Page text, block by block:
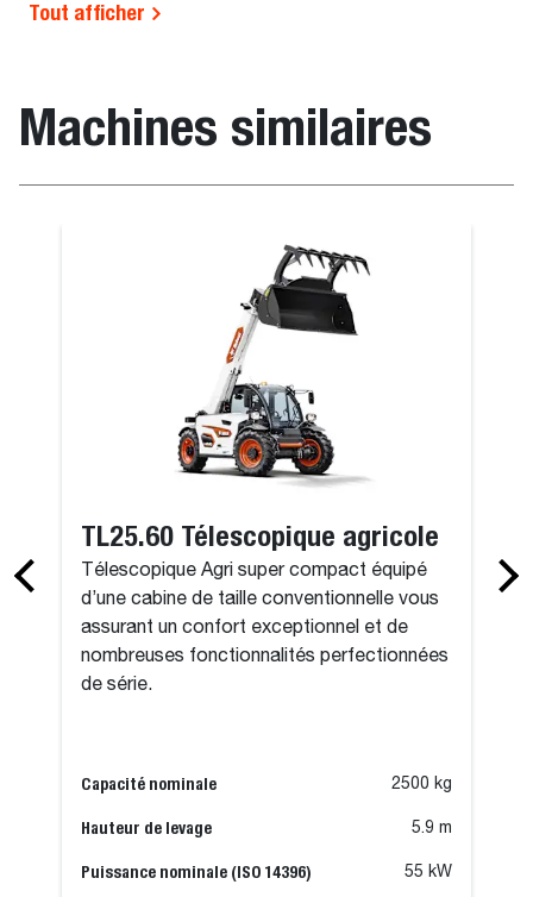
Tout afficher
Machines similaires
TL25.60 Télescopique agricole
Télescopique Agri super compact équipé
d’une cabine de taille conventionnelle vous
assurant un confort exceptionnel et de
nombreuses fonctionnalités perfectionnées
de série.
Capacité nominale 2500 kg
Hauteur de levage 5.9 m
Puissance nominale (ISO 14396) 55 kW